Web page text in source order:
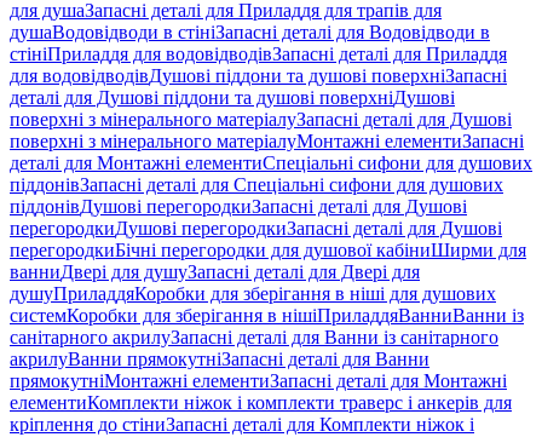
для душаЗапасні деталі для Приладдя для трапів для
душаВодовідводи в стініЗапасні деталі для Водовідводи в
стініПриладдя для водовідводівЗапасні деталі для Приладдя
для водовідводівДушові піддони та душові поверхніЗапасні
деталі для Душові піддони та душові поверхніДушові
поверхні з мінерального матеріалуЗапасні деталі для Душові
поверхні з мінерального матеріалуМонтажні елементиЗапасні
деталі для Монтажні елементиСпеціальні сифони для душових
піддонівЗапасні деталі для Спеціальні сифони для душових
піддонівДушові перегородкиЗапасні деталі для Душові
перегородкиДушові перегородкиЗапасні деталі для Душові
перегородкиБічні перегородки для душової кабіниШирми для
ванниДвері для душуЗапасні деталі для Двері для
душуПриладдяКоробки для зберігання в ніші для душових
системКоробки для зберігання в нішіПриладдяВанниВанни із
санітарного акрилуЗапасні деталі для Ванни із санітарного
акрилуВанни прямокутніЗапасні деталі для Ванни
прямокутніМонтажні елементиЗапасні деталі для Монтажні
елементиКомплекти ніжок і комплекти траверс і анкерів для
кріплення до стіниЗапасні деталі для Комплекти ніжок і